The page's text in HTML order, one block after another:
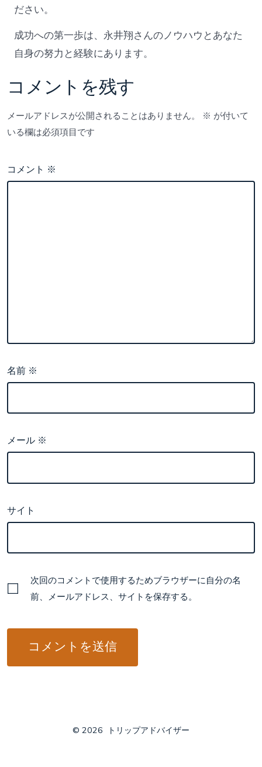
ださい。
成功への第一歩は、永井翔さんのノウハウとあなた
自身の努力と経験にあります。
コメントを残す
メールアドレスが公開されることはありません。 ※ が付いて
いる欄は必須項目です
コメント ※
名前 ※
メール ※
サイト
次回のコメントで使用するためブラウザーに自分の名
前、メールアドレス、サイトを保存する。
© 2026 トリップアドバイザー